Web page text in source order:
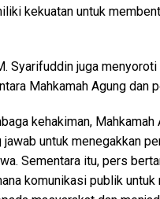
kekuatan untuk
Syarifuddin juga menyoroti
Mahkamah Agung dan
kehakiman, Mahkamah
jawab untuk menegakkan
Sementara itu, pers
komunikasi publik untuk